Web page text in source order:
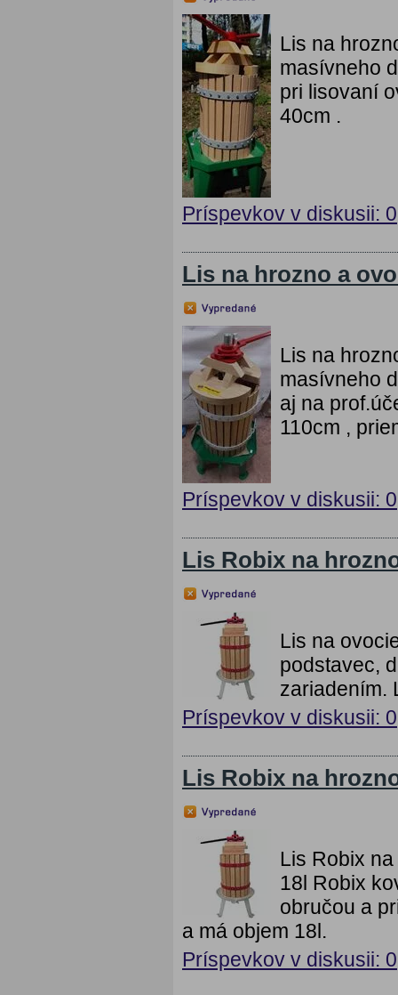
Lis na
masívneho
pri lisovaní
40cm .
Príspevkov v diskusii: 0
Lis na hrozno a
Lis na
masívneho
aj na
110cm ,
Príspevkov v diskusii: 0
Lis Robix na
Lis na
podstavec,
zariadením.
Príspevkov v diskusii: 0
Lis Robix na
Lis Robix
18l Robix
obručou a
a má objem 18l.
Príspevkov v diskusii: 0